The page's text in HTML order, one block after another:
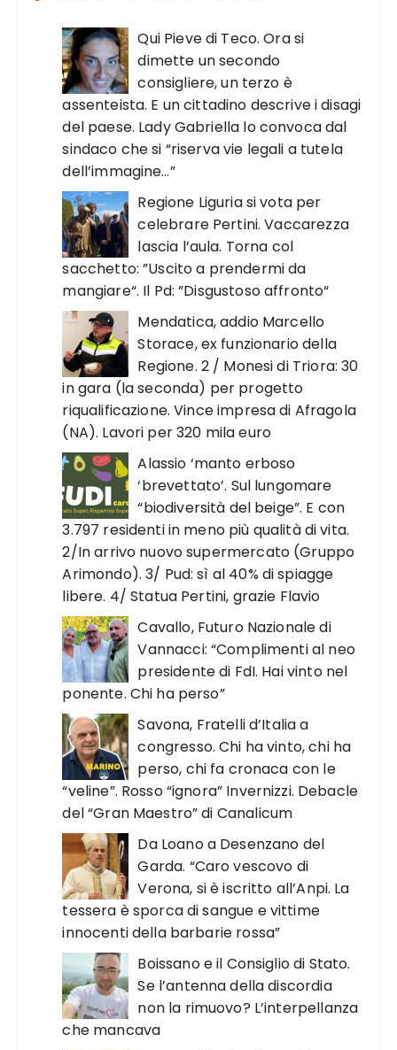
Qui Pieve di Teco. Ora si
dimette un secondo
consigliere, un terzo è
assenteista. E un cittadino descrive i disagi
del paese. Lady Gabriella lo convoca dal
sindaco che si “riserva vie legali a tutela
dell’immagine…”
Regione Liguria si vota per
celebrare Pertini. Vaccarezza
lascia l’aula. Torna col
sacchetto: ”Uscito a prendermi da
mangiare“. Il Pd: ”Disgustoso affronto“
Mendatica, addio Marcello
Storace, ex funzionario della
Regione. 2 / Monesi di Triora: 30
in gara (la seconda) per progetto
riqualificazione. Vince impresa di Afragola
(NA). Lavori per 320 mila euro
Alassio ‘manto erboso
‘brevettato’. Sul lungomare
“biodiversità del beige”. E con
3.797 residenti in meno più qualità di vita.
2/In arrivo nuovo supermercato (Gruppo
Arimondo). 3/ Pud: sì al 40% di spiagge
libere. 4/ Statua Pertini, grazie Flavio
Cavallo, Futuro Nazionale di
Vannacci: “Complimenti al neo
presidente di FdI. Hai vinto nel
ponente. Chi ha perso”
Savona, Fratelli d’Italia a
congresso. Chi ha vinto, chi ha
perso, chi fa cronaca con le
“veline”. Rosso “ignora” Invernizzi. Debacle
del “Gran Maestro” di Canalicum
Da Loano a Desenzano del
Garda. “Caro vescovo di
Verona, si è iscritto all’Anpi. La
tessera è sporca di sangue e vittime
innocenti della barbarie rossa”
Boissano e il Consiglio di Stato.
Se l’antenna della discordia
non la rimuovo? L’interpellanza
che mancava